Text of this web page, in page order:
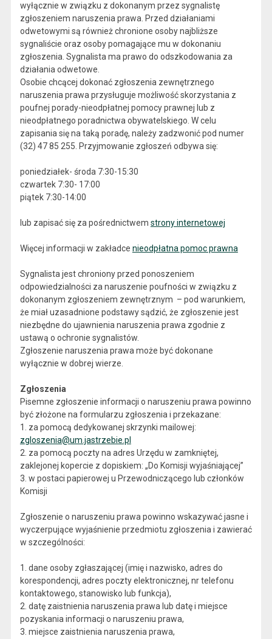
wyłącznie w związku z dokonanym przez sygnalistę
zgłoszeniem naruszenia prawa. Przed działaniami
odwetowymi są również chronione osoby najbliższe
sygnaliście oraz osoby pomagające mu w dokonaniu
zgłoszenia. Sygnalista ma prawo do odszkodowania za
działania odwetowe.
Osobie chcącej dokonać zgłoszenia zewnętrznego
naruszenia prawa przysługuje możliwość skorzystania z
poufnej porady-nieodpłatnej pomocy prawnej lub z
nieodpłatnego poradnictwa obywatelskiego. W celu
zapisania się na taką poradę, należy zadzwonić pod numer
(32) 47 85 255. Przyjmowanie zgłoszeń odbywa się:
poniedziałek- środa 7:30-15:30
czwartek 7:30- 17:00
piątek 7:30-14:00
lub zapisać się za pośrednictwem strony internetowej
Więcej informacji w zakładce nieodpłatna pomoc prawna
Sygnalista jest chroniony przed ponoszeniem
odpowiedzialności za naruszenie poufności w związku z
dokonanym zgłoszeniem zewnętrznym – pod warunkiem,
że miał uzasadnione podstawy sądzić, że zgłoszenie jest
niezbędne do ujawnienia naruszenia prawa zgodnie z
ustawą o ochronie sygnalistów.
Zgłoszenie naruszenia prawa może być dokonane
wyłącznie w dobrej wierze.
Zgłoszenia
Pisemne zgłoszenie informacji o naruszeniu prawa powinno
być złożone na formularzu zgłoszenia i przekazane:
1. za pomocą dedykowanej skrzynki mailowej:
zgloszenia@um.jastrzebie.pl
2. za pomocą poczty na adres Urzędu w zamkniętej,
zaklejonej kopercie z dopiskiem: „Do Komisji wyjaśniającej”
3. w postaci papierowej u Przewodniczącego lub członków
Komisji
Zgłoszenie o naruszeniu prawa powinno wskazywać jasne i
wyczerpujące wyjaśnienie przedmiotu zgłoszenia i zawierać
w szczególności:
1. dane osoby zgłaszającej (imię i nazwisko, adres do
korespondencji, adres poczty elektronicznej, nr telefonu
kontaktowego, stanowisko lub funkcja),
2. datę zaistnienia naruszenia prawa lub datę i miejsce
pozyskania informacji o naruszeniu prawa,
3. miejsce zaistnienia naruszenia prawa,